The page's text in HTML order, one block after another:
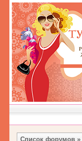
Список форумов »